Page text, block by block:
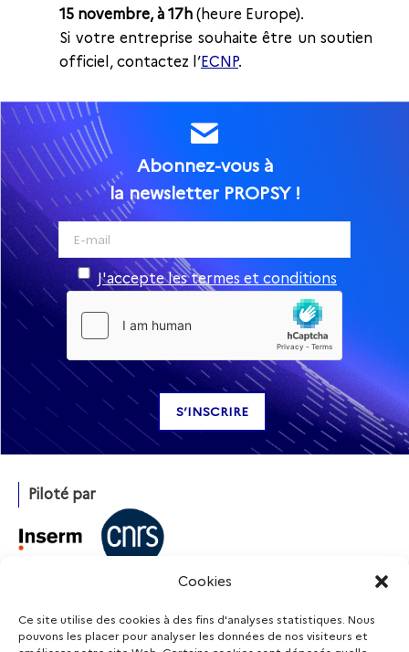
Cookies
Ce site utilise des cookies à des fins d'analyses statistiques. Nous
pouvons les placer pour analyser les données de nos visiteurs et
15 novembre, à 17h (heure Europe).
Si votre entreprise souhaite être un soutien
officiel, contactez l’ECNP.
Abonnez-vous à
la newsletter PROPSY !
J'accepte les termes et conditions
Piloté par